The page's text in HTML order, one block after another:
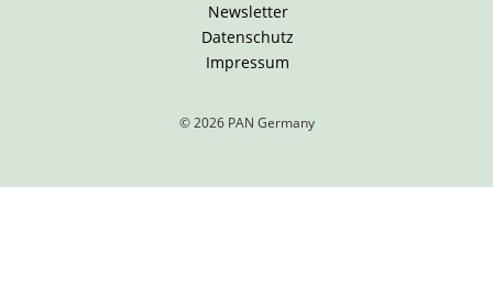
Newsletter
Datenschutz
Impressum
© 2026 PAN Germany